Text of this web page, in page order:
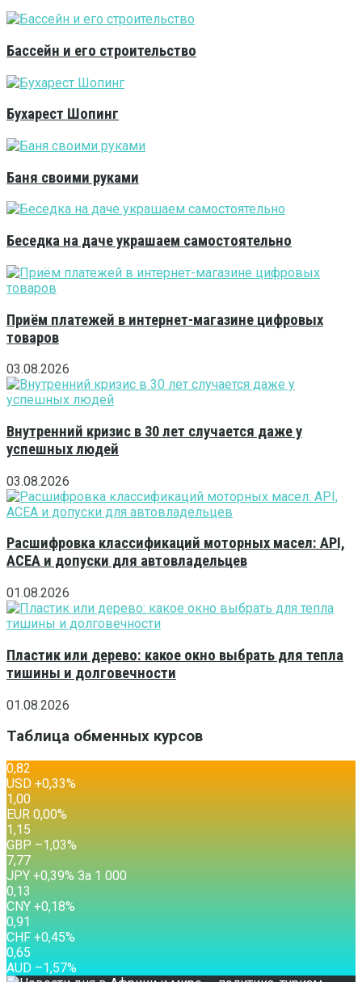
Бассейн и его строительство
Бухарест Шопинг
Баня своими руками
Беседка на даче украшаем самостоятельно
Приём платежей в интернет-магазине цифровых
товаров
03.08.2026
Внутренний кризис в 30 лет случается даже у
успешных людей
03.08.2026
Расшифровка классификаций моторных масел: API,
ACEA и допуски для автовладельцев
01.08.2026
Пластик или дерево: какое окно выбрать для тепла
тишины и долговечности
01.08.2026
Таблица обменных курсов
0,82
USD +0,33%
1,00
EUR 0,00%
1,15
GBP –1,03%
7,77
JPY +0,39% За 1 000
0,13
CNY +0,18%
0,91
CHF +0,45%
0,65
AUD –1,57%